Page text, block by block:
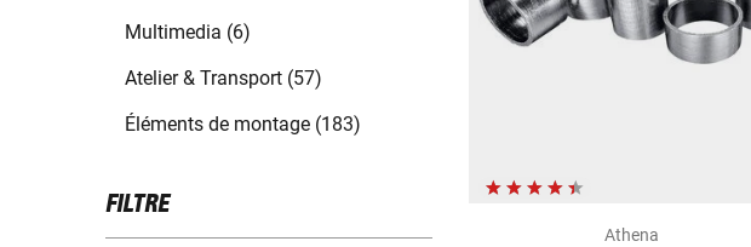
Multimedia (6)
Atelier & Transport (57)
Éléments de montage (183)
FILTRE
Athena